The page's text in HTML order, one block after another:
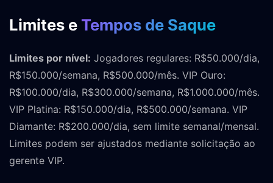
Limites e Tempos de Saque
Limites por nível: Jogadores regulares: R$50.000/dia,
R$150.000/semana, R$500.000/mês. VIP Ouro:
R$100.000/dia, R$300.000/semana, R$1.000.000/mês.
VIP Platina: R$150.000/dia, R$500.000/semana. VIP
Diamante: R$200.000/dia, sem limite semanal/mensal.
Limites podem ser ajustados mediante solicitação ao
gerente VIP.